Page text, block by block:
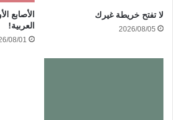
لا تفتح خريطة غيرك
2026/08/05
الأصابع
العربية!
08/01